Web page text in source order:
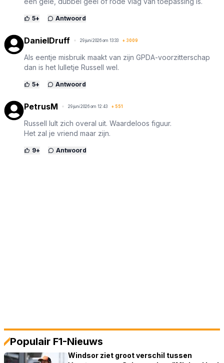
5+ Antwoord
DanielDruff 29 juni 2026 om 13:33 + 3009
Als eentje misbruik maakt van zijn GPDA-voorzitterschap
dan is het lulletje Russell wel.
5+ Antwoord
PetrusM 29 juni 2026 om 12:43 + 551
Russell lult zich overal uit. Waardeloos figuur.
Het zal je vriend maar zijn.
9+ Antwoord
Populair F1-Nieuws
Windsor ziet groot verschil tussen